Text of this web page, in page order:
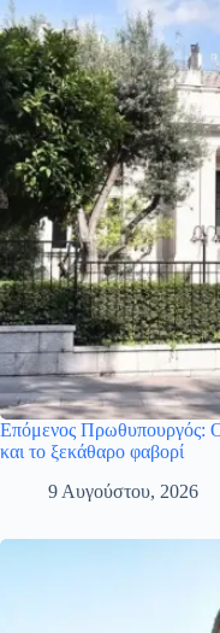
Επόμενος Πρωθυπουργός:
και το ξεκάθαρο φαβορί
9 Αυγούστου, 2026